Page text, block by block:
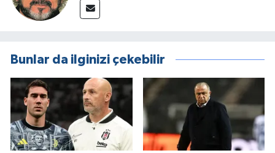
Bunlar da ilginizi çekebilir